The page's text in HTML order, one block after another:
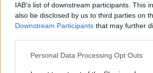
IAB’s list of downstream participants. This
also be disclosed by us to third parties on
Downstream Participants that may further
Personal Data Processing Opt Outs